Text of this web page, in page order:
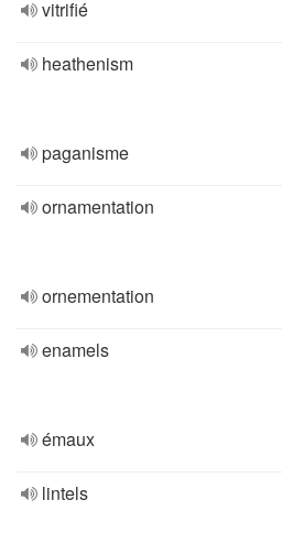
vitrifié
heathenism
paganisme
ornamentation
ornementation
enamels
émaux
lintels